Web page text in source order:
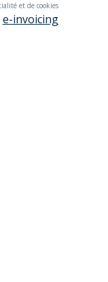
et de cookies
e-invoicing